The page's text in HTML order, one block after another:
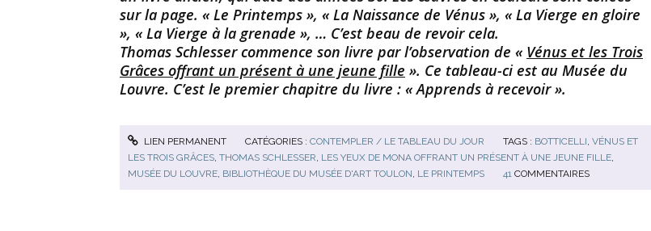
sur la page. « Le Printemps », « La Naissance de Vénus », « La Vierge en gloire
», « La Vierge à la grenade », … C’est beau de revoir cela.
Thomas Schlesser commence son livre par l’observation de « Vénus et les Trois
Grâces offrant un présent à une jeune fille ». Ce tableau-ci est au Musée du
Louvre. C’est le premier chapitre du livre : « Apprends à recevoir ».
LIEN PERMANENT CATÉGORIES :CONTEMPLER / LE TABLEAU DU JOUR TAGS : BOTTICELLI ,VÉNUS ET
LES TROIS GRÂCES THOMAS SCHLESSER LES YEUX DE MONA OFFRANT UN PRÉSENT À UNE JEUNE FILLE
MUSÉE DU LOUVRE BIBLIOTHÈQUE DU MUSÉE D'ART TOULON LE PRINTEMPS 41 COMMENTAIRES